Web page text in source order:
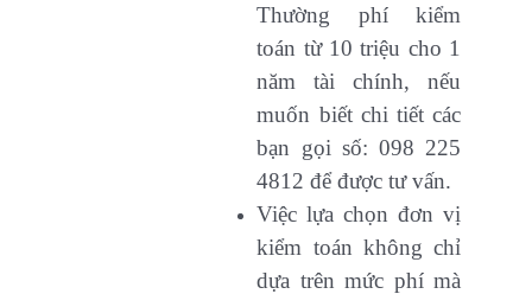
Thường phí kiểm
toán từ 10 triệu cho 1
năm tài chính, nếu
muốn biết chi tiết các
bạn gọi số: 098 225
4812 để được tư vấn.
Việc lựa chọn đơn vị
kiểm toán không chỉ
dựa trên mức phí mà